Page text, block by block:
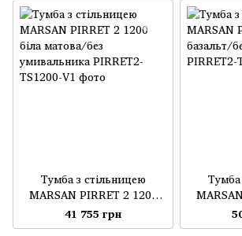
Тумба з стільницею
MARSAN PIRRET 2 1200
біла матова/без
умивальника
41 755 грн